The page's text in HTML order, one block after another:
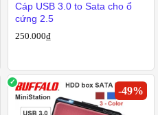
Cáp USB 3.0 to Sata cho ổ
cứng 2.5
250.000₫
-49%